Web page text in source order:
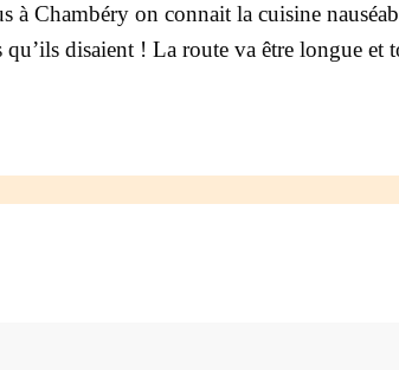
Chambéry on connait la cuisine
disaient ! La route va être longue